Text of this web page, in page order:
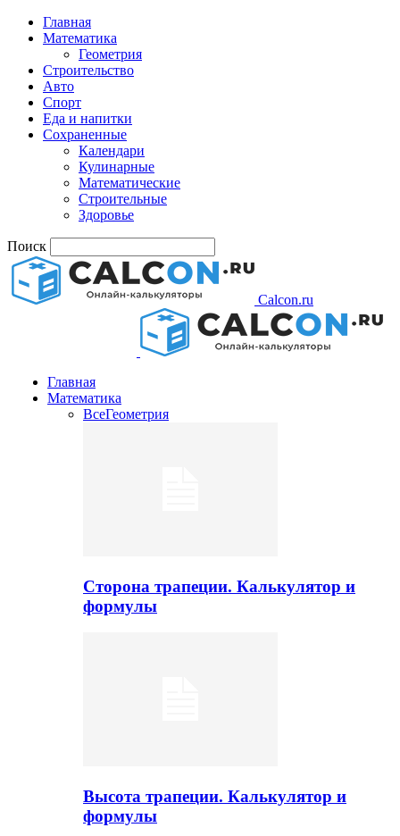
Главная
Математика
Геометрия
Строительство
Авто
Спорт
Еда и напитки
Сохраненные
Календари
Кулинарные
Математические
Строительные
Здоровье
Поиск
Calcon.ru
Главная
Математика
ВсеГеометрия
Сторона трапеции. Калькулятор и
формулы
Высота трапеции. Калькулятор и
формулы